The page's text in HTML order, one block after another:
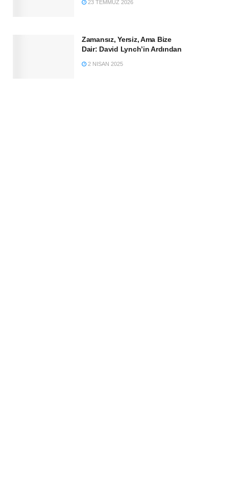
23 TEMMUZ 2026
Zamansız, Yersiz, Ama Bize
Dair: David Lynch’in Ardından
2 NISAN 2025